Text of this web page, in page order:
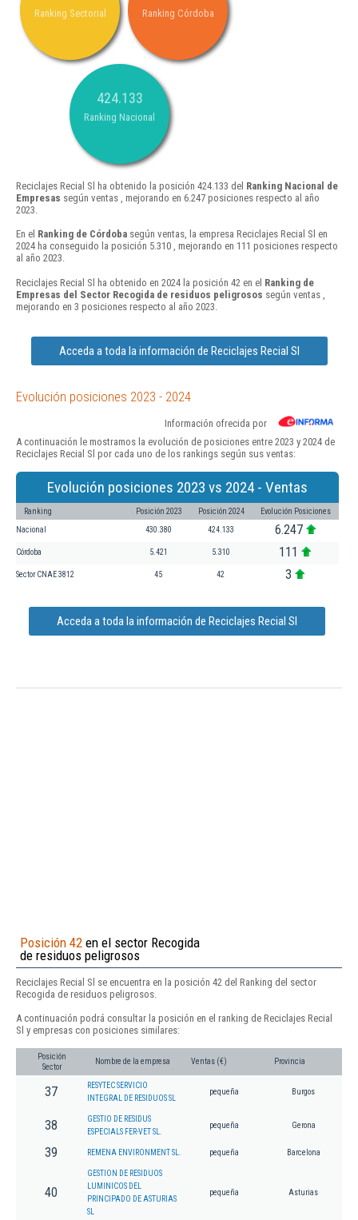
Ranking Sectorial Ranking Córdoba
424.133
Ranking Nacional
Reciclajes Recial Sl ha obtenido la posición 424.133 del Ranking Nacional de
Empresas según ventas , mejorando en 6.247 posiciones respecto al año
2023.
En el Ranking de Córdoba según ventas, la empresa Reciclajes Recial Sl en
2024 ha conseguido la posición 5.310 , mejorando en 111 posiciones respecto
al año 2023.
Reciclajes Recial Sl ha obtenido en 2024 la posición 42 en el Ranking de
Empresas del Sector Recogida de residuos peligrosos según ventas ,
mejorando en 3 posiciones respecto al año 2023.
Acceda a toda la información de Reciclajes Recial Sl
Evolución posiciones 2023 - 2024
Información ofrecida por
A continuación le mostramos la evolución de posiciones entre 2023 y 2024 de
Reciclajes Recial Sl por cada uno de los rankings según sus ventas:
Evolución posiciones 2023 vs 2024 - Ventas
Ranking Posición 2023 Posición 2024 Evolución Posiciones
Nacional 430.380 424.133 6.247
Córdoba 5.421 5.310 111
Sector CNAE 3812 45 42 3
Acceda a toda la información de Reciclajes Recial Sl
Posición 42 en el sector Recogida
de residuos peligrosos
Reciclajes Recial Sl se encuentra en la posición 42 del Ranking del sector
Recogida de residuos peligrosos.
A continuación podrá consultar la posición en el ranking de Reciclajes Recial
Sl y empresas con posiciones similares:
Posición
Sector
Nombre de la empresa Ventas (€) Provincia
37
RESYTEC SERVICIO
INTEGRAL DE RESIDUOS SL
pequeña Burgos
38
GESTIO DE RESIDUS
ESPECIALS FER-VET SL.
pequeña Gerona
39 REMENA ENVIRONMENT SL. pequeña Barcelona
40
GESTION DE RESIDUOS
LUMINICOS DEL
PRINCIPADO DE ASTURIAS
SL
pequeña Asturias